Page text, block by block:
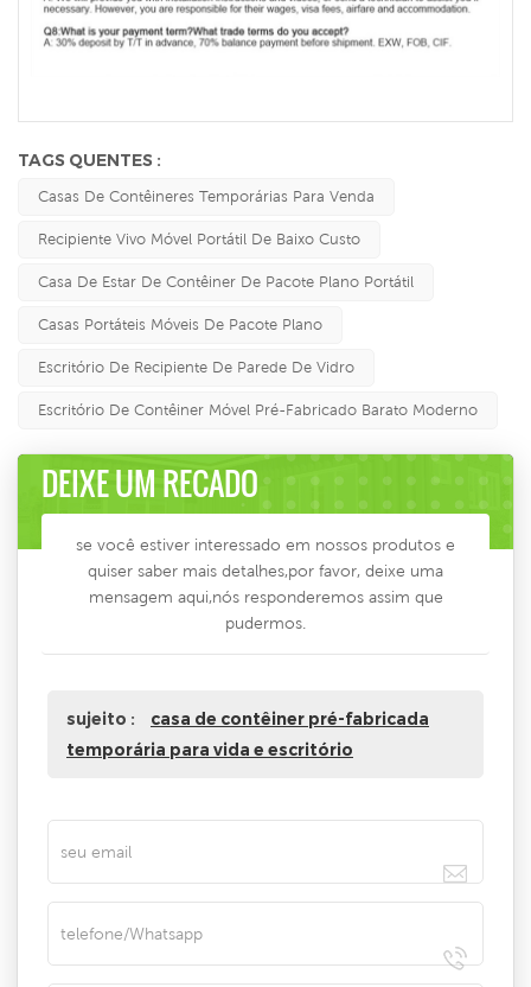
TAGS QUENTES :
Casas De Contêineres Temporárias Para Venda
Recipiente Vivo Móvel Portátil De Baixo Custo
Casa De Estar De Contêiner De Pacote Plano Portátil
Casas Portáteis Móveis De Pacote Plano
Escritório De Recipiente De Parede De Vidro
Escritório De Contêiner Móvel Pré-Fabricado Barato Moderno
DEIXE UM RECADO
se você estiver interessado em nossos produtos e
quiser saber mais detalhes,por favor, deixe uma
mensagem aqui,nós responderemos assim que
pudermos.
sujeito :
casa de contêiner pré-fabricada
temporária para vida e escritório